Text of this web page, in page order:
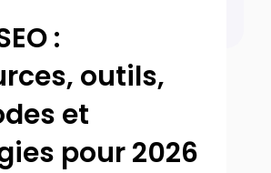
:
outils,
et
pour 2026